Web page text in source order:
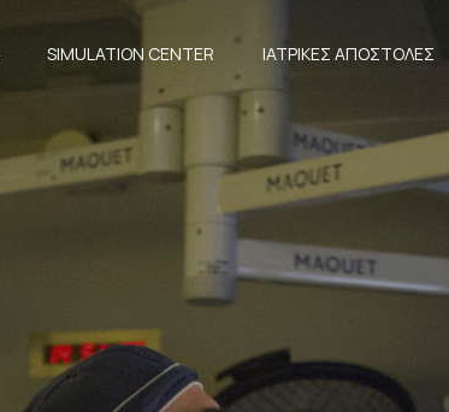
SIMULATION CENTER ΙΑΤΡΙΚΈΣ ΑΠΟΣΤΟΛΈΣ